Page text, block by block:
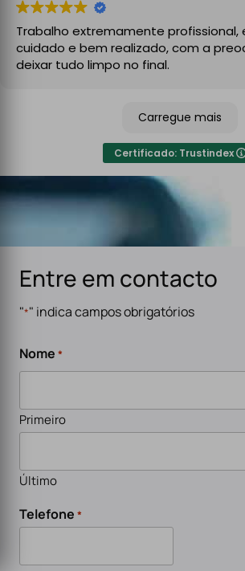
A instalação ficou perfeita,
funcional, com atenção aos detalhes
No final, deixaram tudo limpo e
um serviço de eletricidade de
especialmente para carregadores de
elétricos. Serviço rápido, eficiente e
Trabalho extremamente
cuidado e bem realizado, com a
deixar tudo limpo no final.
Carregue mais
Certificado: Trustindex
Entre em contacto
"*" indica campos obrigatórios
Nome *
Primeiro
Último
Telefone *